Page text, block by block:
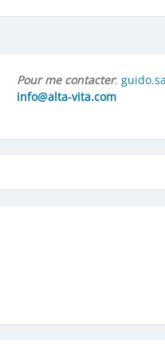
Pour me contacter:
info@alta-vita.com